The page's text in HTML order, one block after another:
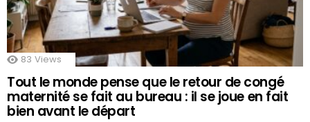
83 Views
Tout le monde pense que le retour de congé
maternité se fait au bureau : il se joue en fait
bien avant le départ